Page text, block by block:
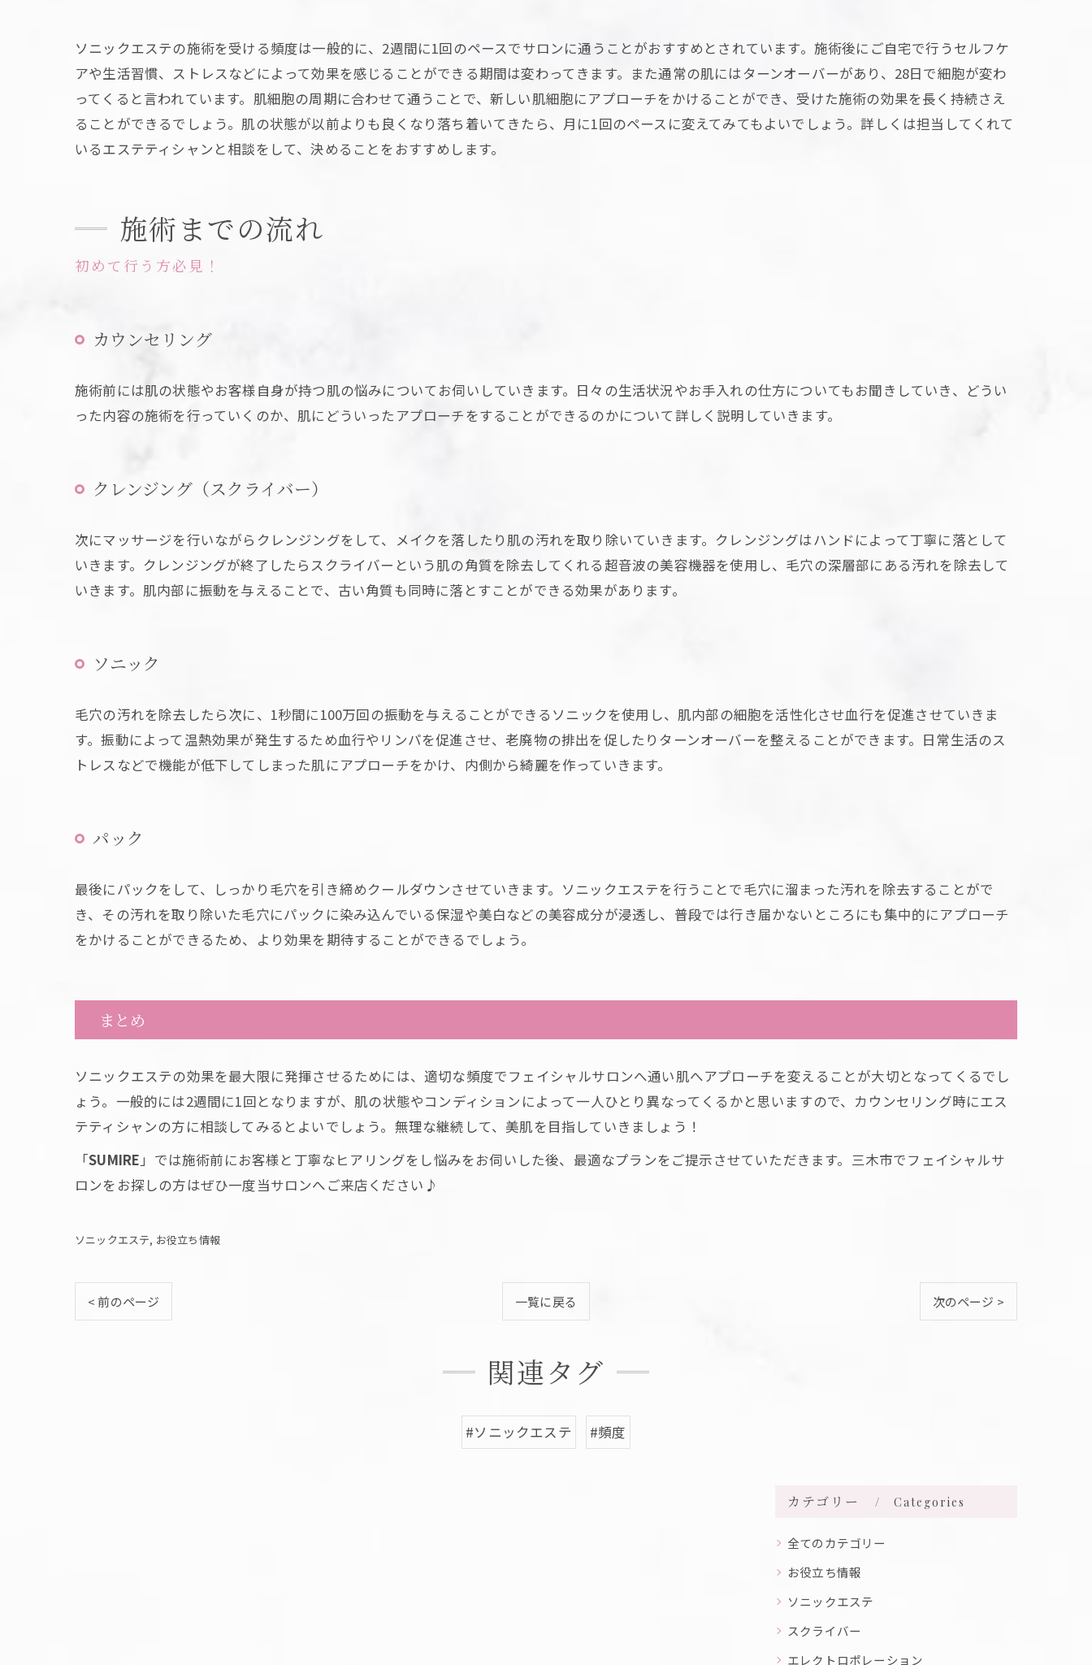
ソニックエステの施術を受ける頻度は一般的に、2週間に1回のペースでサロンに通うことがおすすめとされています。施術後にご自宅で行うセルフケ
アや生活習慣、ストレスなどによって効果を感じることができる期間は変わってきます。また通常の肌にはターンオーバーがあり、28日で細胞が変わ
ってくると言われています。肌細胞の周期に合わせて通うことで、新しい肌細胞にアプローチをかけることができ、受けた施術の効果を長く持続さえ
ることができるでしょう。肌の状態が以前よりも良くなり落ち着いてきたら、月に1回のペースに変えてみてもよいでしょう。詳しくは担当してくれて
いるエステティシャンと相談をして、決めることをおすすめします。
施術までの流れ
初めて行う方必見！
カウンセリング
施術前には肌の状態やお客様自身が持つ肌の悩みについてお伺いしていきます。日々の生活状況やお手入れの仕方についてもお聞きしていき、どうい
った内容の施術を行っていくのか、肌にどういったアプローチをすることができるのかについて詳しく説明していきます。
クレンジング（スクライバー）
次にマッサージを行いながらクレンジングをして、メイクを落したり肌の汚れを取り除いていきます。クレンジングはハンドによって丁寧に落として
いきます。クレンジングが終了したらスクライバーという肌の角質を除去してくれる超音波の美容機器を使用し、毛穴の深層部にある汚れを除去して
いきます。肌内部に振動を与えることで、古い角質も同時に落とすことができる効果があります。
ソニック
毛穴の汚れを除去したら次に、1秒間に100万回の振動を与えることができるソニックを使用し、肌内部の細胞を活性化させ血行を促進させていきま
す。振動によって温熱効果が発生するため血行やリンパを促進させ、老廃物の排出を促したりターンオーバーを整えることができます。日常生活のス
トレスなどで機能が低下してしまった肌にアプローチをかけ、内側から綺麗を作っていきます。
パック
最後にパックをして、しっかり毛穴を引き締めクールダウンさせていきます。ソニックエステを行うことで毛穴に溜まった汚れを除去することがで
き、その汚れを取り除いた毛穴にパックに染み込んでいる保湿や美白などの美容成分が浸透し、普段では行き届かないところにも集中的にアプローチ
をかけることができるため、より効果を期待することができるでしょう。
まとめ
ソニックエステの効果を最大限に発揮させるためには、適切な頻度でフェイシャルサロンへ通い肌へアプローチを変えることが大切となってくるでし
ょう。一般的には2週間に1回となりますが、肌の状態やコンディションによって一人ひとり異なってくるかと思いますので、カウンセリング時にエス
テティシャンの方に相談してみるとよいでしょう。無理な継続して、美肌を目指していきましょう！
「SUMIRE」では施術前にお客様と丁寧なヒアリングをし悩みをお伺いした後、最適なプランをご提示させていただきます。三木市でフェイシャルサ
ロンをお探しの方はぜひ一度当サロンへご来店ください♪
ソニックエステ お役立ち情報
< 前のページ 一覧に戻る 次のページ >
関連タグ
#ソニックエステ #頻度
カテゴリー Categories
全てのカテゴリー
お役立ち情報
ソニックエステ
スクライバー
エレクトロポレーション